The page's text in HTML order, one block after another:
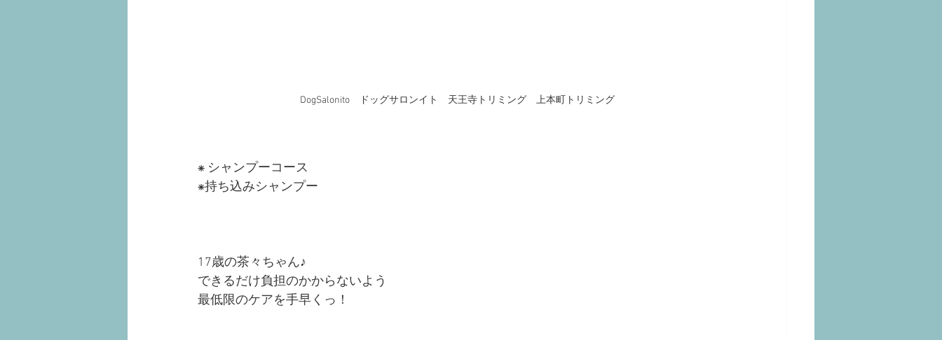
DogSalonito　ドッグサロンイト　天王寺トリミング　上本町トリミング
⁕ シャンプーコース
⁕持ち込みシャンプー
17歳の茶々ちゃん♪
できるだけ負担のかからないよう
最低限のケアを手早くっ！